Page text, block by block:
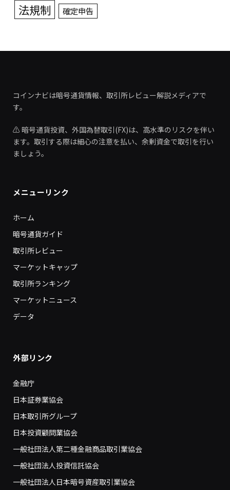
法規制 確定申告
コインナビは暗号通貨情報、取引所レビュー解説メディアで
す。
⚠️ 暗号通貨投資、外国為替取引(FX)は、高水準のリスクを伴い
ます。取引する際は細心の注意を払い、余剰資金で取引を行い
ましょう。
メニューリンク
ホーム
暗号通貨ガイド
取引所レビュー
マーケットキャップ
取引所ランキング
マーケットニュース
データ
外部リンク
金融庁
日本証券業協会
日本取引所グループ
日本投資顧問業協会
一般社団法人第二種金融商品取引業協会
一般社団法人投資信託協会
一般社団法人日本暗号資産取引業協会